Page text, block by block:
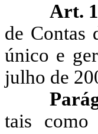
Art.
de Contas
único e
julho de
tais como